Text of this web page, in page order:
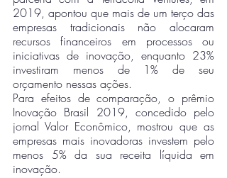
2019, apontou que mais de um terço das
empresas tradicionais não alocaram
recursos financeiros em processos ou
iniciativas de inovação, enquanto 23%
investiram menos de 1% de seu
orçamento nessas ações.
Para efeitos de comparação, o prêmio
Inovação Brasil 2019, concedido pelo
jornal Valor Econômico, mostrou que as
empresas mais inovadoras investem pelo
menos 5% da sua receita líquida em
inovação.